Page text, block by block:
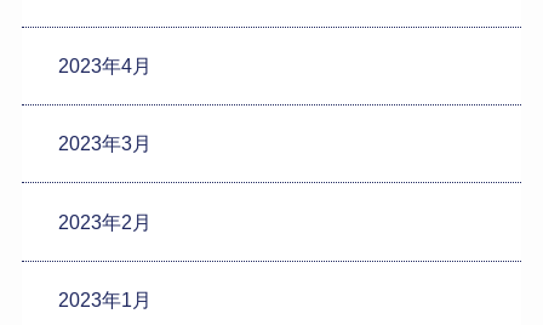
2023年4月
2023年3月
2023年2月
2023年1月